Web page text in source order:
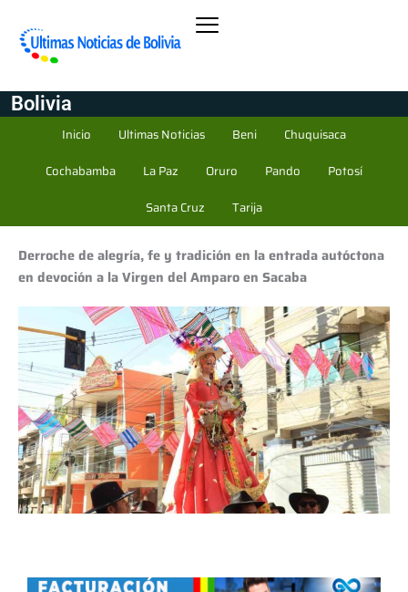
Bolivia
Inicio Ultimas Noticias Beni
Chuquisaca
Cochabamba
La Paz Oruro Pando
Potosí
Santa Cruz
Tarija
Derroche de alegría, fe y tradición en la entrada autóctona
en devoción a la Virgen del Amparo en Sacaba